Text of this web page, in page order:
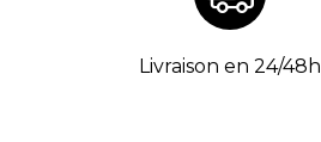
Livraison en 24/48h